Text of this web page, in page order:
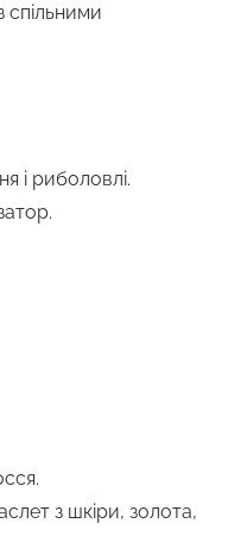
спільними
і риболовлі.
з шкіри, золота,